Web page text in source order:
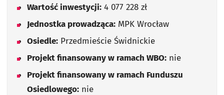
Wartość inwestycji: 4 077 228 zł
Jednostka prowadząca: MPK Wrocław
Osiedle: Przedmieście Świdnickie
Projekt finansowany w ramach WBO: nie
Projekt finansowany w ramach Funduszu
Osiedlowego: nie